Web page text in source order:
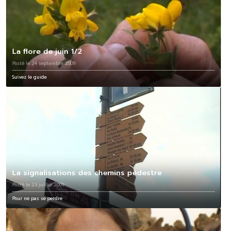
La flore de juin 1/2
Posté le 24 septembre 2009
Suivez le guide
La signalisations des chemins pédestre
Posté le 23 juillet 2009
Pour ne pas se perdre